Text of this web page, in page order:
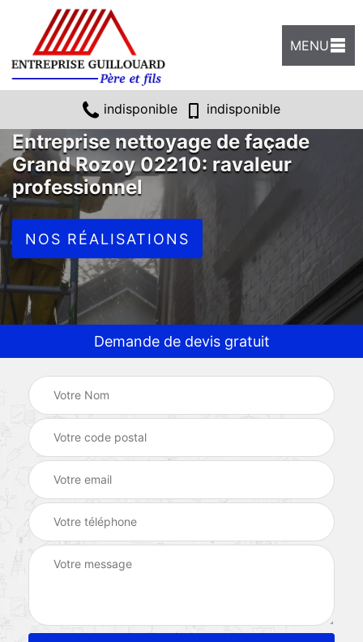
MENU
indisponible indisponible
Entreprise nettoyage de façade
Grand Rozoy 02210: ravaleur
professionnel
NOS RÉALISATIONS
Demande de devis gratuit